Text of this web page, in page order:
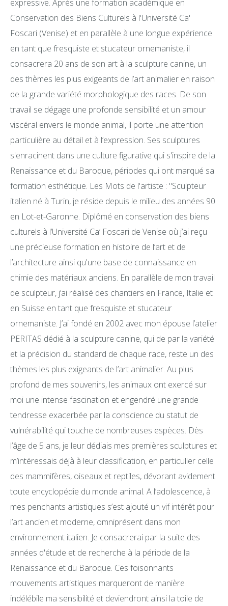
expressive. Après une formation académique en
Conservation des Biens Culturels à l'Université Ca'
Foscari (Venise) et en parallèle à une longue expérience
en tant que fresquiste et stucateur ornemaniste, il
consacrera 20 ans de son art à la sculpture canine, un
des thèmes les plus exigeants de l’art animalier en raison
de la grande variété morphologique des races. De son
travail se dégage une profonde sensibilité et un amour
viscéral envers le monde animal, il porte une attention
particulière au détail et à l’expression. Ses sculptures
s'enracinent dans une culture figurative qui s'inspire de la
Renaissance et du Baroque, périodes qui ont marqué sa
formation esthétique. Les Mots de l'artiste : "Sculpteur
italien né à Turin, je réside depuis le milieu des années 90
en Lot-et-Garonne. Diplômé en conservation des biens
culturels à l’Université Ca’ Foscari de Venise où j’ai reçu
une précieuse formation en histoire de l’art et de
l’architecture ainsi qu'une base de connaissance en
chimie des matériaux anciens. En parallèle de mon travail
de sculpteur, j’ai réalisé des chantiers en France, Italie et
en Suisse en tant que fresquiste et stucateur
ornemaniste. J’ai fondé en 2002 avec mon épouse l’atelier
PERITAS dédié à la sculpture canine, qui de par la variété
et la précision du standard de chaque race, reste un des
thèmes les plus exigeants de l’art animalier. Au plus
profond de mes souvenirs, les animaux ont exercé sur
moi une intense fascination et engendré une grande
tendresse exacerbée par la conscience du statut de
vulnérabilité qui touche de nombreuses espèces. Dès
l’âge de 5 ans, je leur dédiais mes premières sculptures et
m’intéressais déjà à leur classification, en particulier celle
des mammifères, oiseaux et reptiles, dévorant avidement
toute encyclopédie du monde animal. A l’adolescence, à
mes penchants artistiques s’est ajouté un vif intérêt pour
l’art ancien et moderne, omniprésent dans mon
environnement italien. Je consacrerai par la suite des
années d'étude et de recherche à la période de la
Renaissance et du Baroque. Ces foisonnants
mouvements artistiques marqueront de manière
indélébile ma sensibilité et deviendront ainsi la toile de